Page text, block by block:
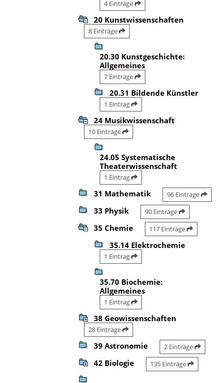
4 Einträge
20 Kunstwissenschaften
8 Einträge
20.30 Kunstgeschichte:
Allgemeines
7 Einträge
20.31 Bildende Künstler
1 Eintrag
24 Musikwissenschaft
10 Einträge
24.05 Systematische
Theaterwissenschaft
1 Eintrag
31 Mathematik 96 Einträge
33 Physik 90 Einträge
35 Chemie 117 Einträge
35.14 Elektrochemie
1 Eintrag
35.70 Biochemie:
Allgemeines
1 Eintrag
38 Geowissenschaften
28 Einträge
39 Astronomie 2 Einträge
42 Biologie 135 Einträge